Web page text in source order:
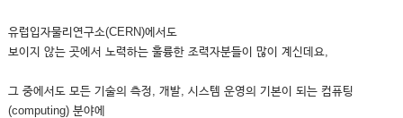
유럽입자물리연구소(CERN)에서도
보이지 않는 곳에서 노력하는 훌륭한 조력자분들이 많이 계신데요,
그 중에서도 모든 기술의 측정, 개발, 시스템 운영의 기본이 되는 컴퓨팅
(computing) 분야에